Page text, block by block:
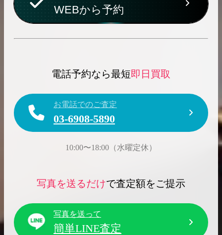
WEBから予約
電話予約なら最短即日買取
お電話でのご査定
03-6908-5890
10:00〜18:00（水曜定休）
写真を送るだけで査定額をご提示
写真を送って
簡単LINE査定